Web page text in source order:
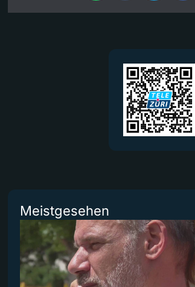
Meistgesehen